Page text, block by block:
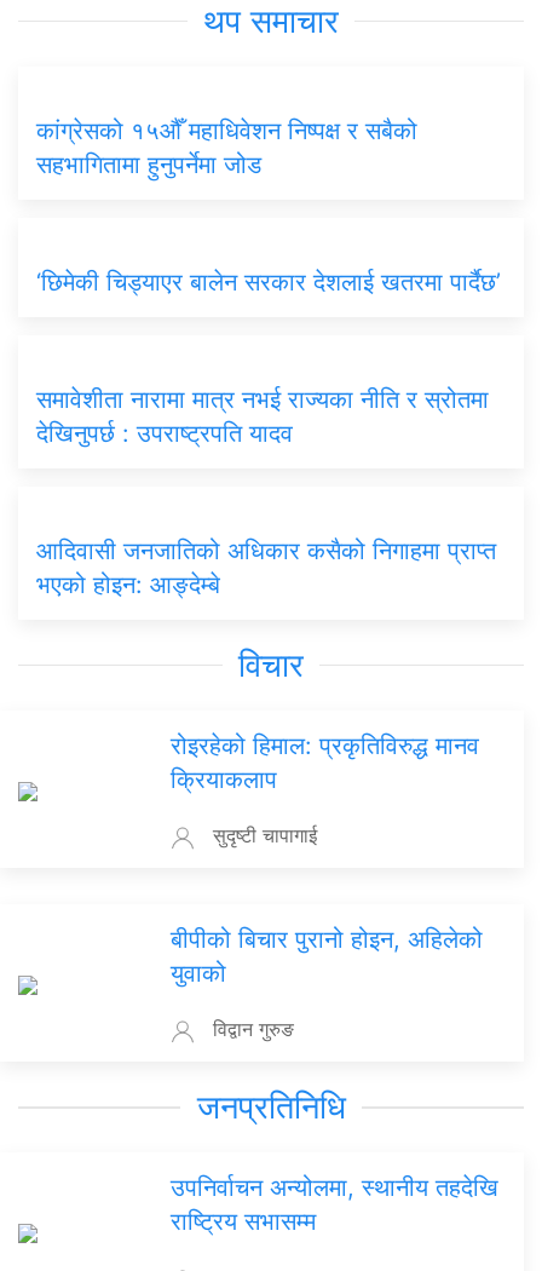
थप समाचार
कांग्रेसको १५औँ महाधिवेशन निष्पक्ष र सबैको
सहभागितामा हुनुपर्नेमा जोड
‘छिमेकी चिड्याएर बालेन सरकार देशलाई खतरमा पार्दैछ’
समावेशीता नारामा मात्र नभई राज्यका नीति र स्रोतमा
देखिनुपर्छ : उपराष्ट्रपति यादव
आदिवासी जनजातिको अधिकार कसैको निगाहमा प्राप्त
भएको होइन: आङ्देम्बे
विचार
रोइरहेको हिमाल: प्रकृतिविरुद्ध मानव
क्रियाकलाप
सुदृष्टी चापागाई
बीपीको बिचार पुरानो होइन, अहिलेको
युवाको
विद्वान गुरुङ
जनप्रतिनिधि
उपनिर्वाचन अन्योलमा, स्थानीय तहदेखि
राष्ट्रिय सभासम्म